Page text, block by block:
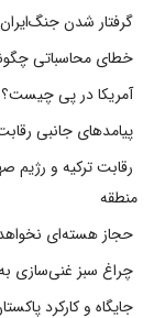
گرفتار شدن
خطای محاسباتی
آمریکا در پی چیست؟
پیامدهای جانبی
رقابت ترکیه و رژیم
منطقه
حجاز هسته‌ای
چراغ سبز غنی‌سازی
جایگاه و کارکرد